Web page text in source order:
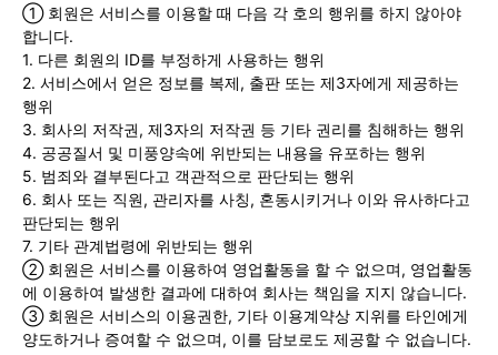
① 회원은 서비스를 이용할 때 다음 각 호의 행위를 하지 않아야
합니다.
1. 다른 회원의 ID를 부정하게 사용하는 행위
2. 서비스에서 얻은 정보를 복제, 출판 또는 제3자에게 제공하는
행위
3. 회사의 저작권, 제3자의 저작권 등 기타 권리를 침해하는 행위
4. 공공질서 및 미풍양속에 위반되는 내용을 유포하는 행위
5. 범죄와 결부된다고 객관적으로 판단되는 행위
6. 회사 또는 직원, 관리자를 사칭, 혼동시키거나 이와 유사하다고
판단되는 행위
7. 기타 관계법령에 위반되는 행위
② 회원은 서비스를 이용하여 영업활동을 할 수 없으며, 영업활동
에 이용하여 발생한 결과에 대하여 회사는 책임을 지지 않습니다.
③ 회원은 서비스의 이용권한, 기타 이용계약상 지위를 타인에게
양도하거나 증여할 수 없으며, 이를 담보로도 제공할 수 없습니다.